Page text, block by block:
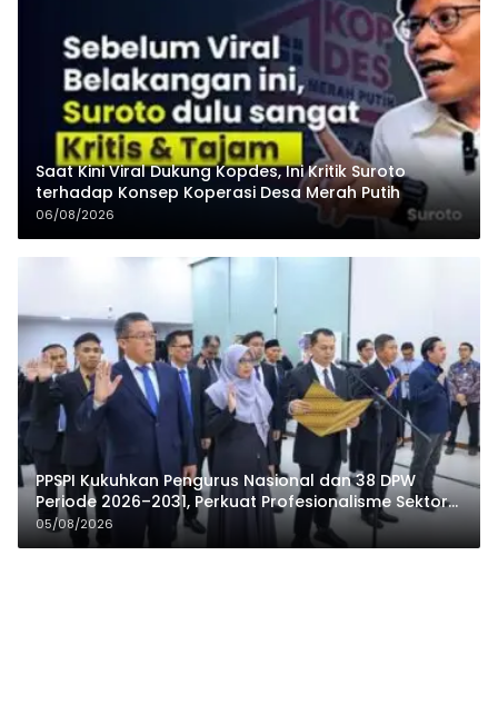
Saat Kini Viral Dukung Kopdes, Ini Kritik Suroto
terhadap Konsep Koperasi Desa Merah Putih
06/08/2026
PPSPI Kukuhkan Pengurus Nasional dan 38 DPW
Periode 2026–2031, Perkuat Profesionalisme Sektor
Publik
05/08/2026